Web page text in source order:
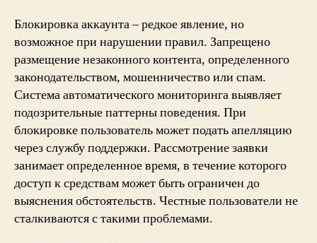
Блокировка аккаунта – редкое явление, но
возможное при нарушении правил. Запрещено
размещение незаконного контента, определенного
законодательством, мошенничество или спам.
Система автоматического мониторинга выявляет
подозрительные паттерны поведения. При
блокировке пользователь может подать апелляцию
через службу поддержки. Рассмотрение заявки
занимает определенное время, в течение которого
доступ к средствам может быть ограничен до
выяснения обстоятельств. Честные пользователи не
сталкиваются с такими проблемами.